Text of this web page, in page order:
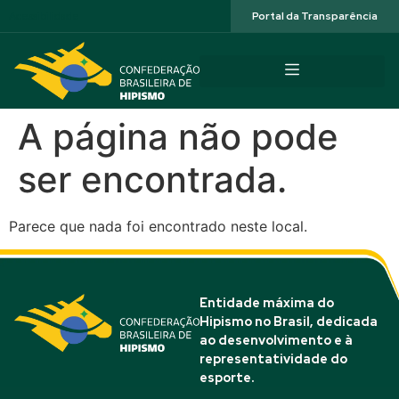
Portal da Transparência
A página não pode
ser encontrada.
Parece que nada foi encontrado neste local.
Entidade máxima do
Hipismo no Brasil, dedicada
ao desenvolvimento e à
representatividade do
esporte.